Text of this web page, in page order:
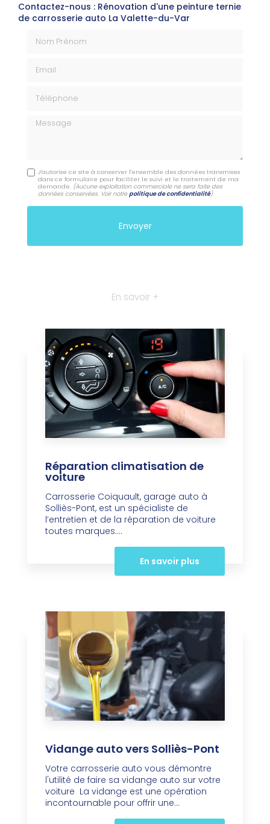
Contactez-nous : Rénovation d'une peinture ternie
de carrosserie auto La Valette-du-Var
Message
J'autorise ce site à conserver l'ensemble des données transmises
dans ce formulaire pour faciliter le suivi et le traitement de ma
demande. (Aucune exploitation commerciale ne sera faite des
données conservées. Voir notre politique de confidentialité)
En savoir +
Réparation climatisation de
voiture
Carrosserie Coiquault, garage auto à
Solliès-Pont, est un spécialiste de
l’entretien et de la réparation de voiture
toutes marques....
En savoir plus
Vidange auto vers Solliès-Pont
Votre carrosserie auto vous démontre
l'utilité de faire sa vidange auto sur votre
voiture La vidange est une opération
incontournable pour offrir une...